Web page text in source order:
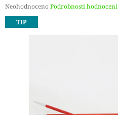
Průměrné
hodnocení
produktu
NeohodnocenoPodrobnosti hodnocení
TIP
U